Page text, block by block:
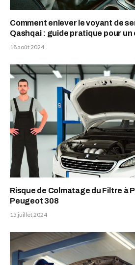
Comment enlever le voyant de
Qashqai : guide pratique pour
18 août 2024
Risque de Colmatage du Filtre à
Peugeot 308
15 juillet 2024